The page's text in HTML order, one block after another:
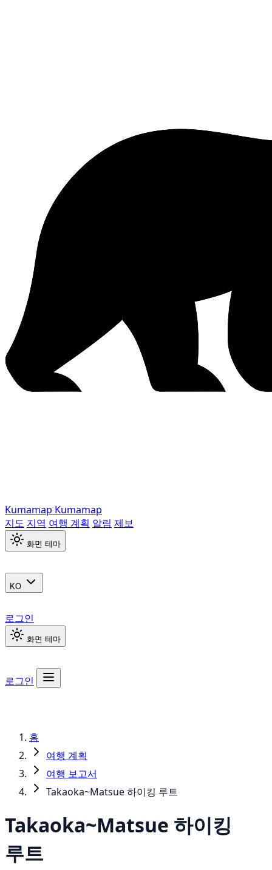
Kumamap Kumamap
지도 지역 여행 계획 알림 제보
화면 테마
KO
로그인
화면 테마
로그인
홈
여행 계획
여행 보고서
Takaoka~Matsue 하이킹 루트
Takaoka~Matsue 하이킹
루트